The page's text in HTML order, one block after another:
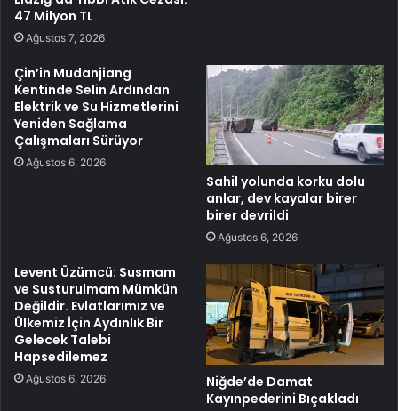
47 Milyon TL
Ağustos 7, 2026
Çin’in Mudanjiang
Kentinde Selin Ardından
Elektrik ve Su Hizmetlerini
Yeniden Sağlama
Çalışmaları Sürüyor
Ağustos 6, 2026
Sahil yolunda korku dolu
anlar, dev kayalar birer
birer devrildi
Ağustos 6, 2026
Levent Üzümcü: Susmam
ve Susturulmam Mümkün
Değildir. Evlatlarımız ve
Ülkemiz İçin Aydınlık Bir
Gelecek Talebi
Hapsedilemez
Ağustos 6, 2026
Niğde’de Damat
Kayınpederini Bıçakladı